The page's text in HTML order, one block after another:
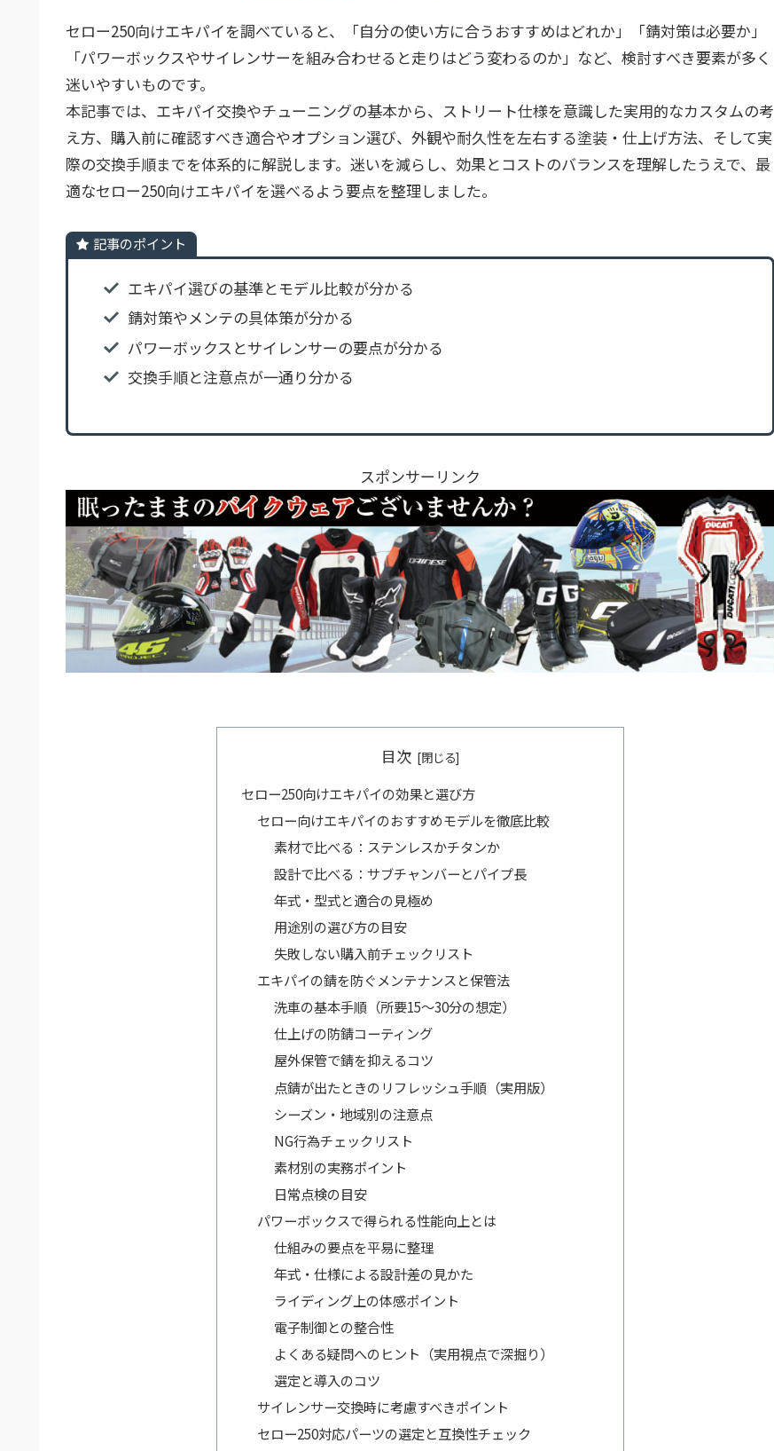
セロー250向けエキパイを調べていると、「自分の使い方に合うおすすめはどれか」「錆対策は必要か」
「パワーボックスやサイレンサーを組み合わせると走りはどう変わるのか」など、検討すべき要素が多く
迷いやすいものです。
本記事では、エキパイ交換やチューニングの基本から、ストリート仕様を意識した実用的なカスタムの考
え方、購入前に確認すべき適合やオプション選び、外観や耐久性を左右する塗装・仕上げ方法、そして実
際の交換手順までを体系的に解説します。迷いを減らし、効果とコストのバランスを理解したうえで、最
適なセロー250向けエキパイを選べるよう要点を整理しました。
記事のポイント
エキパイ選びの基準とモデル比較が分かる
錆対策やメンテの具体策が分かる
パワーボックスとサイレンサーの要点が分かる
交換手順と注意点が一通り分かる
スポンサーリンク
目次
セロー250向けエキパイの効果と選び方
セロー向けエキパイのおすすめモデルを徹底比較
素材で比べる：ステンレスかチタンか
設計で比べる：サブチャンバーとパイプ長
年式・型式と適合の見極め
用途別の選び方の目安
失敗しない購入前チェックリスト
エキパイの錆を防ぐメンテナンスと保管法
洗車の基本手順（所要15〜30分の想定）
仕上げの防錆コーティング
屋外保管で錆を抑えるコツ
点錆が出たときのリフレッシュ手順（実用版）
シーズン・地域別の注意点
NG行為チェックリスト
素材別の実務ポイント
日常点検の目安
パワーボックスで得られる性能向上とは
仕組みの要点を平易に整理
年式・仕様による設計差の見かた
ライディング上の体感ポイント
電子制御との整合性
よくある疑問へのヒント（実用視点で深掘り）
選定と導入のコツ
サイレンサー交換時に考慮すべきポイント
セロー250対応パーツの選定と互換性チェック